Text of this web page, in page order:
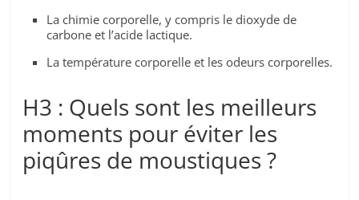
La chimie corporelle, y compris le dioxyde de
carbone et l’acide lactique.
La température corporelle et les odeurs corporelles.
H3 : Quels sont les meilleurs
moments pour éviter les
piqûres de moustiques ?